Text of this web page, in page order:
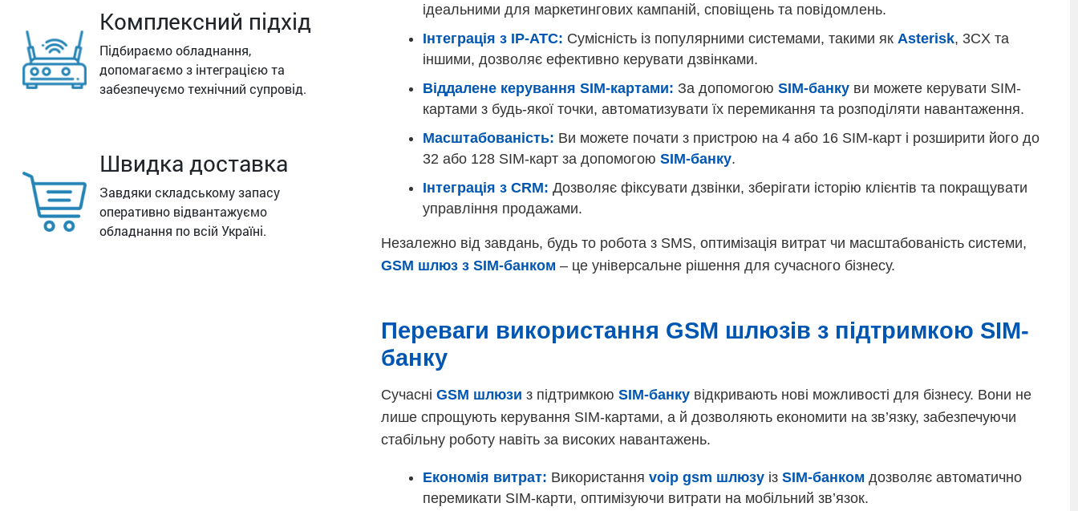
Комплексний підхід
Підбираємо обладнання,
допомагаємо з інтеграцією та
забезпечуємо технічний супровід.
Швидка доставка
Завдяки складському запасу
оперативно відвантажуємо
обладнання по всій Україні.
ідеальними для маркетингових кампаній, сповіщень та повідомлень.
Інтеграція з IP-АТС: Сумісність із популярними системами, такими як Asterisk, 3CX та
іншими, дозволяє ефективно керувати дзвінками.
Віддалене керування SIM-картами: За допомогою SIM-банку ви можете керувати SIM-
картами з будь-якої точки, автоматизувати їх перемикання та розподіляти навантаження.
Масштабованість: Ви можете почати з пристрою на 4 або 16 SIM-карт і розширити його до
32 або 128 SIM-карт за допомогою SIM-банку.
Інтеграція з CRM: Дозволяє фіксувати дзвінки, зберігати історію клієнтів та покращувати
управління продажами.
Незалежно від завдань, будь то робота з SMS, оптимізація витрат чи масштабованість системи,
GSM шлюз з SIM-банком – це універсальне рішення для сучасного бізнесу.
Переваги використання GSM шлюзів з підтримкою SIM-
банку
Сучасні GSM шлюзи з підтримкою SIM-банку відкривають нові можливості для бізнесу. Вони не
лише спрощують керування SIM-картами, а й дозволяють економити на зв’язку, забезпечуючи
стабільну роботу навіть за високих навантажень.
Економія витрат: Використання voip gsm шлюзу із SIM-банком дозволяє автоматично
перемикати SIM-карти, оптимізуючи витрати на мобільний зв’язок.